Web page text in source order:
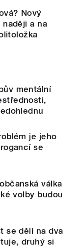
Nový
a na
mentální
je jeho
se
válka
volby budou
se dělí na dva
druhý si